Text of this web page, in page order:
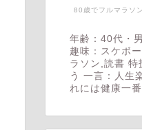
80歳でフルマラソ
年齢：40代・
趣味：スケボ
ラソン,読書 特
う 一言：人生
れには健康一